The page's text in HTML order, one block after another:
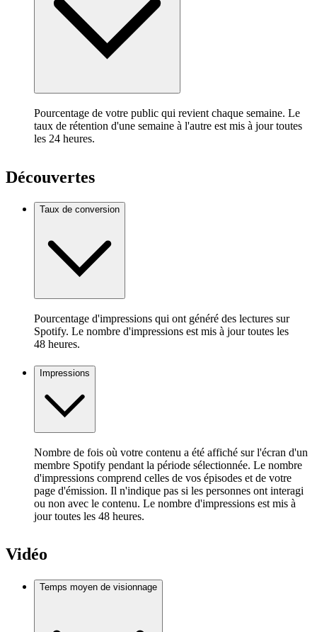
Pourcentage de votre public qui revient chaque semaine. Le
taux de rétention d'une semaine à l'autre est mis à jour toutes
les 24 heures.
Découvertes
Taux de conversion
Pourcentage d'impressions qui ont généré des lectures sur
Spotify. Le nombre d'impressions est mis à jour toutes les
48 heures.
Impressions
Nombre de fois où votre contenu a été affiché sur l'écran d'un
membre Spotify pendant la période sélectionnée. Le nombre
d'impressions comprend celles de vos épisodes et de votre
page d'émission. Il n'indique pas si les personnes ont interagi
ou non avec le contenu. Le nombre d'impressions est mis à
jour toutes les 48 heures.
Vidéo
Temps moyen de visionnage